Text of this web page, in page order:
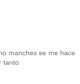
manches se me hace
tanto